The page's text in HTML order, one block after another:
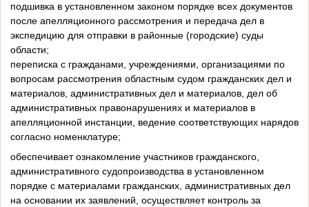
подшивка в установленном законом порядке всех документов
после апелляционного рассмотрения и передача дел в
экспедицию для отправки в районные (городские) суды
области;
переписка с гражданами, учреждениями, организациями по
вопросам рассмотрения областным судом гражданских дел и
материалов, административных дел и материалов, дел об
административных правонарушениях и материалов в
апелляционной инстанции, ведение соответствующих нарядов
согласно номенклатуре;
обеспечивает ознакомление участников гражданского,
административного судопроизводства в установленном
порядке с материалами гражданских, административных дел
на основании их заявлений, осуществляет контроль за